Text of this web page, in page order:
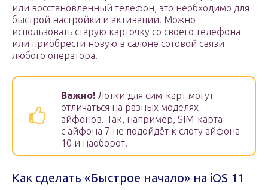
или восстановленный телефон, это необходимо для
быстрой настройки и активации. Можно
использовать старую карточку со своего телефона
или приобрести новую в салоне сотовой связи
любого оператора.
Важно! Лотки для сим-карт могут
отличаться на разных моделях
айфонов. Так, например, SIM-карта
с айфона 7 не подойдёт к слоту айфона
10 и наоборот.
Как сделать «Быстрое начало» на iOS 11